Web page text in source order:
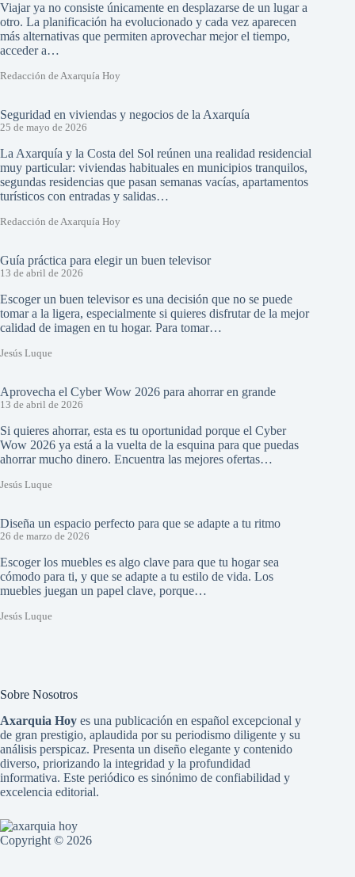
Viajar ya no consiste únicamente en desplazarse de un lugar a
otro. La planificación ha evolucionado y cada vez aparecen
más alternativas que permiten aprovechar mejor el tiempo,
acceder a…
Redacción de Axarquía Hoy
Seguridad en viviendas y negocios de la Axarquía
25 de mayo de 2026
La Axarquía y la Costa del Sol reúnen una realidad residencial
muy particular: viviendas habituales en municipios tranquilos,
segundas residencias que pasan semanas vacías, apartamentos
turísticos con entradas y salidas…
Redacción de Axarquía Hoy
Guía práctica para elegir un buen televisor
13 de abril de 2026
Escoger un buen televisor es una decisión que no se puede
tomar a la ligera, especialmente si quieres disfrutar de la mejor
calidad de imagen en tu hogar. Para tomar…
Jesús Luque
Aprovecha el Cyber Wow 2026 para ahorrar en grande
13 de abril de 2026
Si quieres ahorrar, esta es tu oportunidad porque el Cyber
Wow 2026 ya está a la vuelta de la esquina para que puedas
ahorrar mucho dinero. Encuentra las mejores ofertas…
Jesús Luque
Diseña un espacio perfecto para que se adapte a tu ritmo
26 de marzo de 2026
Escoger los muebles es algo clave para que tu hogar sea
cómodo para ti, y que se adapte a tu estilo de vida. Los
muebles juegan un papel clave, porque…
Jesús Luque
Sobre Nosotros
Axarquia Hoy es una publicación en español excepcional y
de gran prestigio, aplaudida por su periodismo diligente y su
análisis perspicaz. Presenta un diseño elegante y contenido
diverso, priorizando la integridad y la profundidad
informativa. Este periódico es sinónimo de confiabilidad y
excelencia editorial.
Copyright © 2026